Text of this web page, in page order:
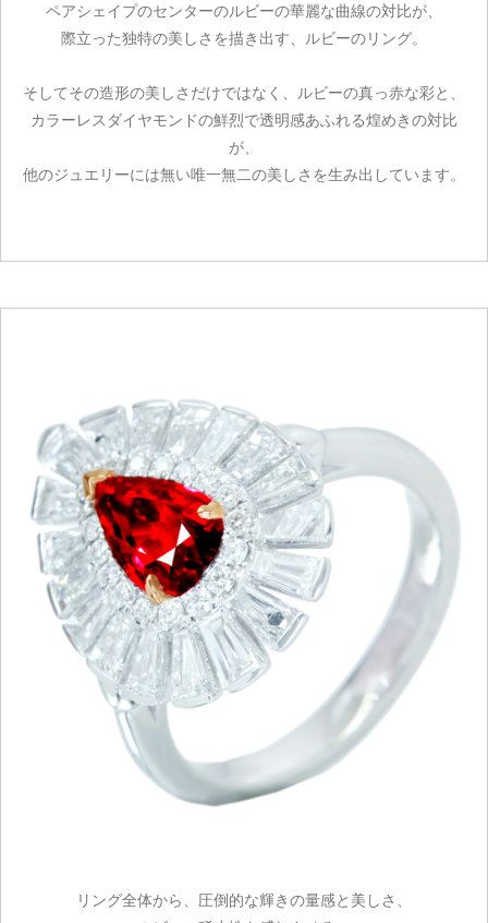
ペアシェイプのセンターのルビーの華麗な曲線の対比が、
際立った独特の美しさを描き出す、ルビーのリング。
そしてその造形の美しさだけではなく、ルビーの真っ赤な彩と、
カラーレスダイヤモンドの鮮烈で透明感あふれる煌めきの対比
が、
他のジュエリーには無い唯一無二の美しさを生み出しています。
リング全体から、圧倒的な輝きの量感と美しさ、